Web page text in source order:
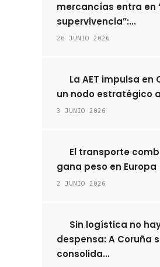
mercancías entra en
supervivencia”:...
26 JUNIO 2026
La AET impulsa en
un nodo estratégico
3 JUNIO 2026
El transporte
gana peso en Europa
2 JUNIO 2026
Sin logística no
despensa: A Coruña
consolida...